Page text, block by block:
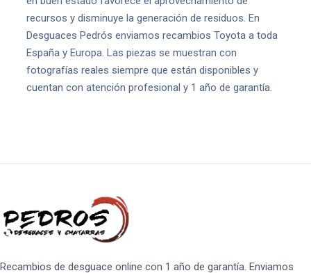
recursos y disminuye la generación de residuos. En
Desguaces Pedrós enviamos recambios Toyota a toda
España y Europa. Las piezas se muestran con
fotografías reales siempre que están disponibles y
cuentan con atención profesional y 1 año de garantía.
Recambios de desguace online con 1 año de garantía. Enviamos